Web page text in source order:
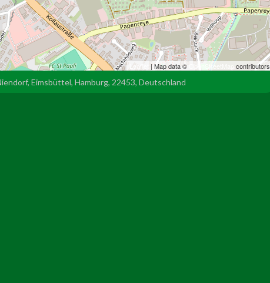
Leaflet | Map data © OpenStreetMap contributors
Eimsbüttel, Hamburg, 22453, Deutschland